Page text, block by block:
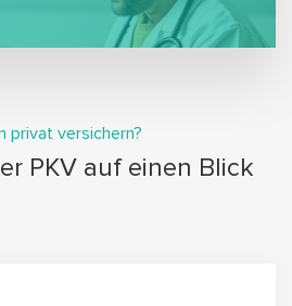
privat versichern?
PKV auf einen Blick